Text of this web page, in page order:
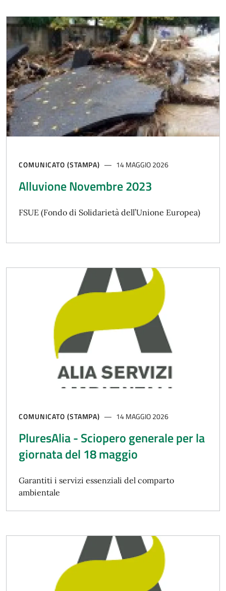
COMUNICATO (STAMPA) 14 MAGGIO 2026
Alluvione Novembre 2023
FSUE (Fondo di Solidarietà dell’Unione Europea)
COMUNICATO (STAMPA) 14 MAGGIO 2026
PluresAlia - Sciopero generale per la
giornata del 18 maggio
Garantiti i servizi essenziali del comparto
ambientale